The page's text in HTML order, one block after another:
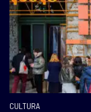
CULTURA